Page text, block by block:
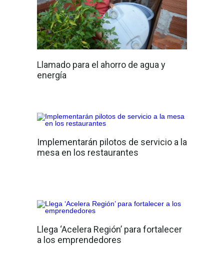
Llamado para el ahorro de agua y
energía
Implementarán pilotos de servicio a la
mesa en los restaurantes
Llega ‘Acelera Región’ para fortalecer
a los emprendedores